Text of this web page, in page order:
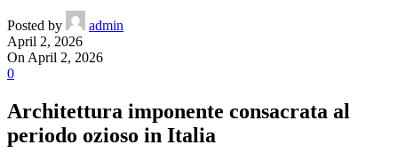
Posted by
admin
April 2, 2026
On April 2, 2026
0
Architettura imponente consacrata al
periodo ozioso in Italia